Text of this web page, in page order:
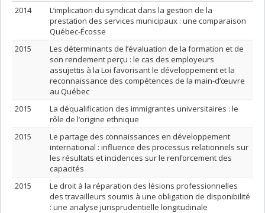
2014
L’implication du syndicat dans la gestion de la
prestation des services municipaux : une comparaison
Québec-Écosse
2015
Les déterminants de l’évaluation de la formation et de
son rendement perçu : le cas des employeurs
assujettis à la Loi favorisant le développement et la
reconnaissance des compétences de la main-d’œuvre
au Québec
2015
La déqualification des immigrantes universitaires : le
rôle de l’origine ethnique
2015
Le partage des connaissances en développement
international : influence des processus relationnels sur
les résultats et incidences sur le renforcement des
capacités
2015
Le droit à la réparation des lésions professionnelles
des travailleurs soumis à une obligation de disponibilité
: une analyse jurisprudentielle longitudinale